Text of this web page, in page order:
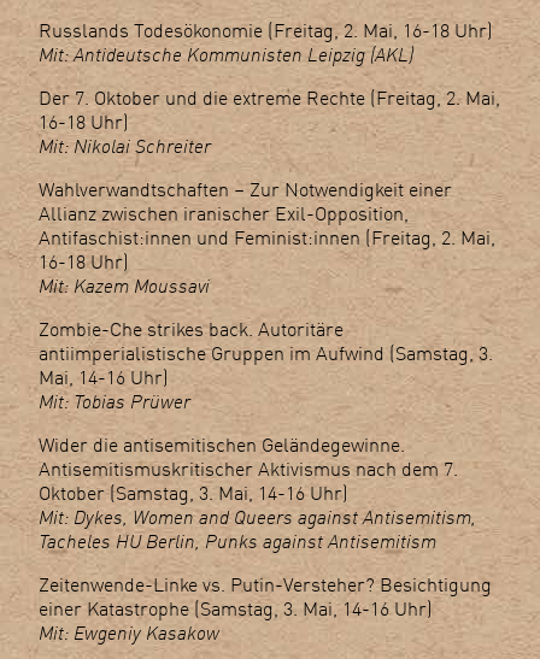
Russlands Todesökonomie (Freitag, 2. Mai, 16-18 Uhr)
Mit: Antideutsche Kommunisten Leipzig (AKL)
Der 7. Oktober und die extreme Rechte (Freitag, 2. Mai,
16-18 Uhr)
Mit: Nikolai Schreiter
Wahlverwandtschaften – Zur Notwendigkeit einer
Allianz zwischen iranischer Exil-Opposition,
Antifaschist:innen und Feminist:innen (Freitag, 2. Mai,
16-18 Uhr)
Mit: Kazem Moussavi
Zombie-Che strikes back. Autoritäre
antiimperialistische Gruppen im Aufwind (Samstag, 3.
Mai, 14-16 Uhr)
Mit: Tobias Prüwer
Wider die antisemitischen Geländegewinne.
Antisemitismuskritischer Aktivismus nach dem 7.
Oktober (Samstag, 3. Mai, 14-16 Uhr)
Mit: Dykes, Women and Queers against Antisemitism,
Tacheles HU Berlin, Punks against Antisemitism
Zeitenwende-Linke vs. Putin-Versteher? Besichtigung
einer Katastrophe (Samstag, 3. Mai, 14-16 Uhr)
Mit: Ewgeniy Kasakow